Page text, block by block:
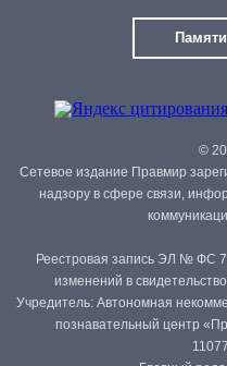
©
Сетевое издание Правмир
надзору в сфере связи,
Реестровая запись ЭЛ № ФС
изменений в
Учредитель: Автономная
познавательный центр